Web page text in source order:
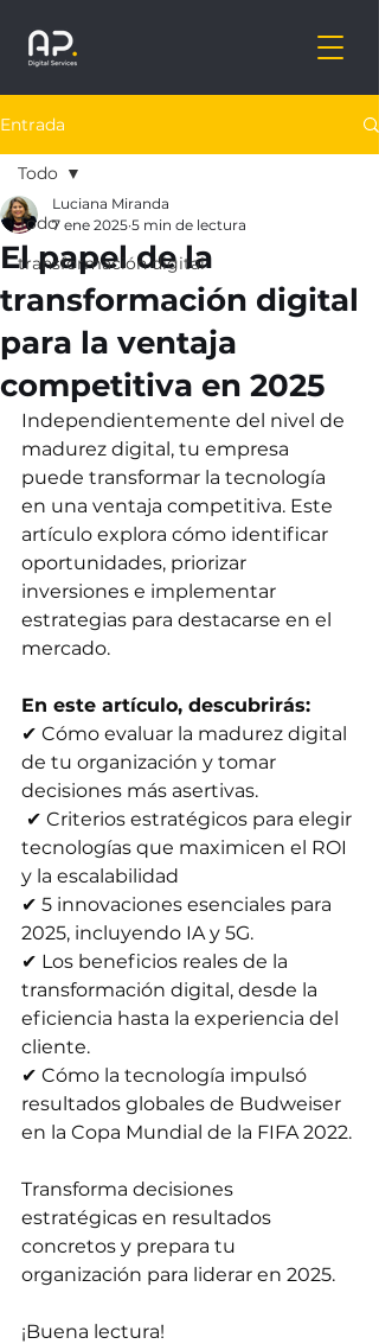
Entrada
Todo
transformación digital
Todo
El papel de la
transformación digital
para la ventaja
competitiva en 2025
Luciana Miranda
7 ene 2025 5 min de lectura
Independientemente del nivel de
madurez digital, tu empresa
puede transformar la tecnología
en una ventaja competitiva. Este
artículo explora cómo identificar
oportunidades, priorizar
inversiones e implementar
estrategias para destacarse en el
mercado.
En este artículo, descubrirás:
✔ Cómo evaluar la madurez digital
de tu organización y tomar
decisiones más asertivas.
✔ Criterios estratégicos para elegir
tecnologías que maximicen el ROI
y la escalabilidad
✔ 5 innovaciones esenciales para
2025, incluyendo IA y 5G.
✔ Los beneficios reales de la
transformación digital, desde la
eficiencia hasta la experiencia del
cliente.
✔ Cómo la tecnología impulsó
resultados globales de Budweiser
en la Copa Mundial de la FIFA 2022.
Transforma decisiones
estratégicas en resultados
concretos y prepara tu
organización para liderar en 2025.
¡Buena lectura!